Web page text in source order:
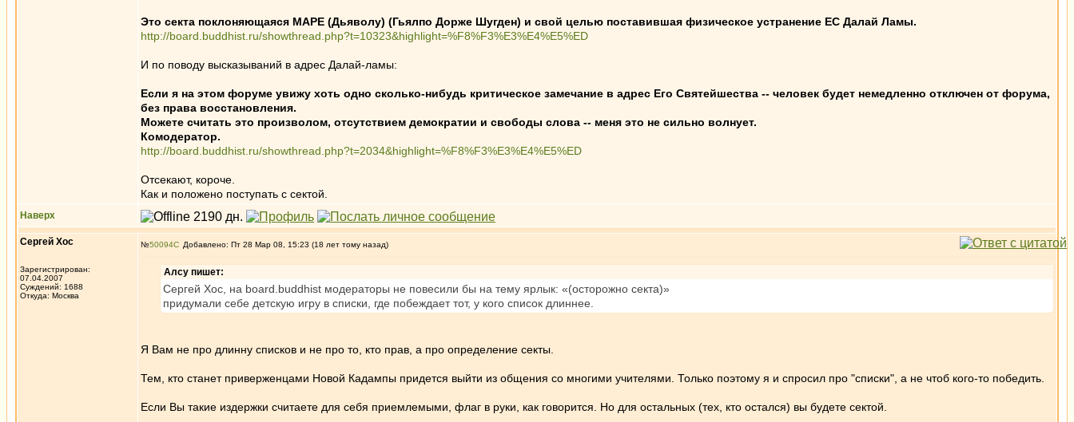
Это секта поклоняющаяся МАРЕ (Дьяволу) (Гьялпо Дорже Шугден) и свой целью поставившая физическое устранение ЕС Далай Ламы.
http://board.buddhist.ru/showthread.php?t=10323&highlight=%F8%F3%E3%E4%E5%ED
И по поводу высказываний в адрес Далай-ламы:
Если я на этом форуме увижу хоть одно сколько-нибудь критическое замечание в адрес Его Святейшества -- человек будет немедленно отключен от форума,
без права восстановления.
Можете считать это произволом, отсутствием демократии и свободы слова -- меня это не сильно волнует.
Комодератор.
http://board.buddhist.ru/showthread.php?t=2034&highlight=%F8%F3%E3%E4%E5%ED
Отсекают, короче.
Как и положено поступать с сектой.
Наверх
Сергей Хос
Зарегистрирован:
07.04.2007
Суждений: 1688
Откуда: Москва
№50094 Добавлено: Пт 28 Мар 08, 15:23 (18 лет тому назад)
Алсу пишет:
Сергей Хос, на board.buddhist модераторы не повесили бы на тему ярлык: «(осторожно секта)»
придумали себе детскую игру в списки, где побеждает тот, у кого список длиннее.
Я Вам не про длинну списков и не про то, кто прав, а про определение секты.
Тем, кто станет приверженцами Новой Кадампы придется выйти из общения со многими учителями. Только поэтому я и спросил про "списки", а не чтоб кого-то победить.
Если Вы такие издержки считаете для себя приемлемыми, флаг в руки, как говорится. Но для остальных (тех, кто остался) вы будете сектой.